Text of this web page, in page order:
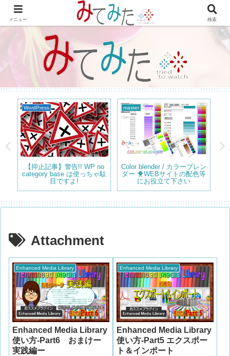
WordPressで綴る情報＆レビュー プラグインの紹介やテーマのカスタマイズ
等も書いてます。
WordPress
【抑止記事】警告!! WP no
category base は使っちゃ駄
目ですよ!
master
Color blender / カラーブレン
ダー 🐥WEBサイトの配色等
にお役立て下さい
Attachment
Enhanced Media Library
Enhanced Media Library
使い方-Part6 おまけー
実践編ー
Enhanced Media Library
Enhanced Media Library
使い方-Part5 エクスポー
ト＆インポート
メニュー 検索